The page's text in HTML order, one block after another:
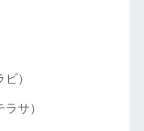
）
サ）